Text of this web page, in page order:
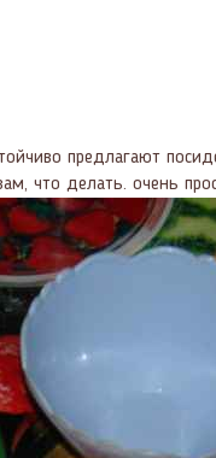
предлагают
что делать. очень